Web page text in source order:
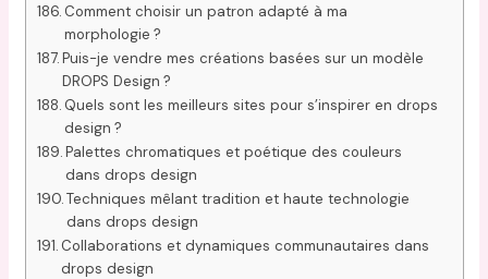
Comment choisir un patron adapté à ma
morphologie ?
Puis-je vendre mes créations basées sur un modèle
DROPS Design ?
Quels sont les meilleurs sites pour s’inspirer en drops
design ?
Palettes chromatiques et poétique des couleurs
dans drops design
Techniques mêlant tradition et haute technologie
dans drops design
Collaborations et dynamiques communautaires dans
drops design